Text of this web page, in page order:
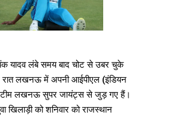
यादव लंबे समय बाद चोट से उबर चुके
रात लखनऊ में अपनी आईपीएल (इंडियन
टीम लखनऊ सुपर जायंट्स से जुड़ गए हैं।
खिलाड़ी को शनिवार को राजस्थान